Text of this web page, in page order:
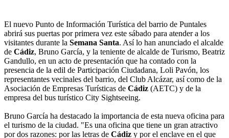
El nuevo Punto de Información Turística del barrio de Puntales
abrirá sus puertas por primera vez este sábado para atender a los
visitantes durante la Semana Santa. Así lo han anunciado el alcalde
de Cádiz, Bruno García, y la teniente de alcalde de Turismo, Beatriz
Gandullo, en un acto de presentación que ha contado con la
presencia de la edil de Participación Ciudadana, Loli Pavón, los
representantes vecinales del barrio, del Club Alcázar, así como de la
Asociación de Empresas Turísticas de Cádiz (AETC) y de la
empresa del bus turístico City Sightseeing.
Bruno García ha destacado la importancia de esta nueva oficina para
el turismo de la ciudad. "Es una oficina que tiene un gran atractivo
por dos razones: por las letras de Cádiz y por el enclave en el que